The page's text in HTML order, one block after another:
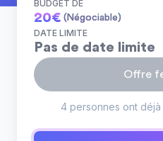
BUDGET DE
20€ (Négociable)
DATE LIMITE
Pas de date limite
Offre
4 personnes ont